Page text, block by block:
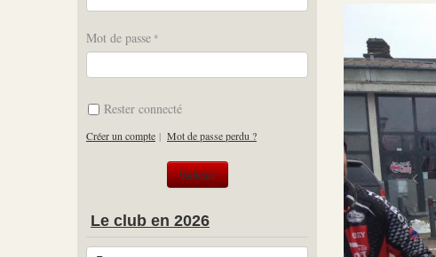
Mot de passe
Rester connecté
Créer un compte | Mot de passe perdu ?
Le club en 2026